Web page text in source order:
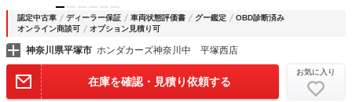
認定中古車 ディーラー保証 車両状態評価書 グー鑑定
OBD診断済み
オンライン商談可
オプション見積り可
神奈川県平塚市 ホンダカーズ神奈川中 平塚西店
在庫を確認・見積り依頼する
お気に入り